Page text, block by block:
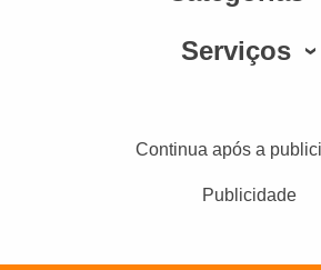
Serviços
Continua após a
Publicidade